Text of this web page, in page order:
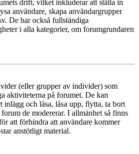
drift, vilket inkluderar att ställa in
användare, skapa användargrupper
De har också fullständiga
i alla kategorier, om forumgrundaren
(eller grupper av individer) som
aktiviteterna på forumet. De kan
inlägg och låsa, låsa upp, flytta, ta bort
de modererar. I allmänhet så finns
att förhindra att användare kommer
anstötligt material.